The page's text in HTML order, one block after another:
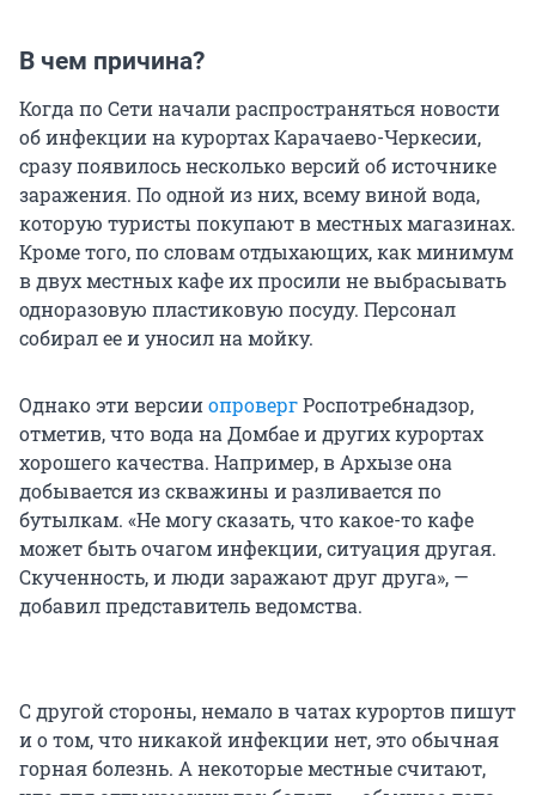
В чем причина?
Когда по Сети начали распространяться новости
об инфекции на курортах Карачаево-Черкесии,
сразу появилось несколько версий об источнике
заражения. По одной из них, всему виной вода,
которую туристы покупают в местных магазинах.
Кроме того, по словам отдыхающих, как минимум
в двух местных кафе их просили не выбрасывать
одноразовую пластиковую посуду. Персонал
собирал ее и уносил на мойку.
Однако эти версииопровергРоспотребнадзор,
отметив, что вода на Домбае и других курортах
хорошего качества. Например, в Архызе она
добывается из скважины и разливается по
бутылкам. «Не могу сказать, что какое-то кафе
может быть очагом инфекции, ситуация другая.
Скученность, и люди заражают друг друга», —
добавил представитель ведомства.
С другой стороны, немало в чатах курортов пишут
и о том, что никакой инфекции нет, это обычная
горная болезнь. А некоторые местные считают,